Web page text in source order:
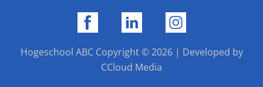
Hogeschool ABCCopyright © 2026 | Developed by
CCloud Media